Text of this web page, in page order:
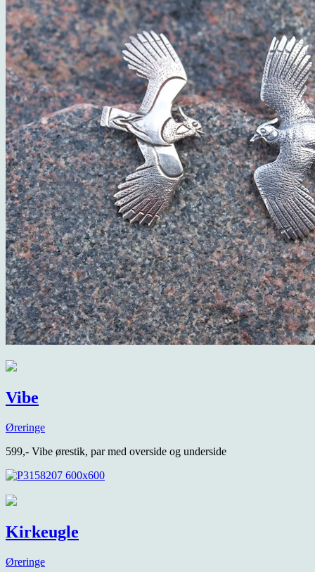
Vibe
Øreringe
599,- Vibe ørestik, par med overside og underside
Kirkeugle
Øreringe